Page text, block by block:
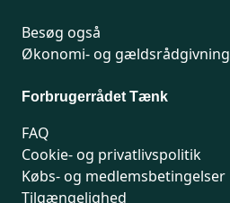
Besøg også
Økonomi- og gældsrådgivning
Forbrugerrådet Tænk
FAQ
Cookie- og privatlivspolitik
Købs- og medlemsbetingelser
Tilgængelighed